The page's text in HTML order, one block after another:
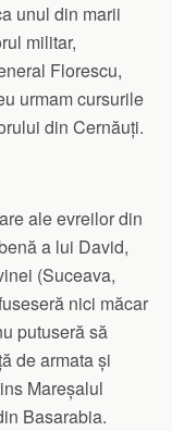
unul din marii
militar,
Florescu,
urmam cursurile
din Cernăuți.
ale evreilor din
a lui David,
(Suceava,
nici măcar
putuseră să
de armata și
Mareșalul
Basarabia.